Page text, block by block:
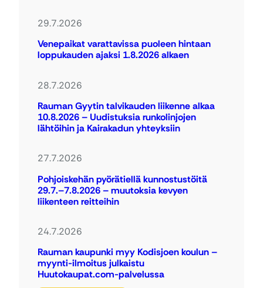
29.7.2026
Venepaikat varattavissa puoleen hintaan
loppukauden ajaksi 1.8.2026 alkaen
28.7.2026
Rauman Gyytin talvikauden liikenne alkaa
10.8.2026 – Uudistuksia runkolinjojen
lähtöihin ja Kairakadun yhteyksiin
27.7.2026
Pohjoiskehän pyörätiellä kunnostustöitä
29.7.–7.8.2026 – muutoksia kevyen
liikenteen reitteihin
24.7.2026
Rauman kaupunki myy Kodisjoen koulun –
myynti-ilmoitus julkaistu
Huutokaupat.com-palvelussa